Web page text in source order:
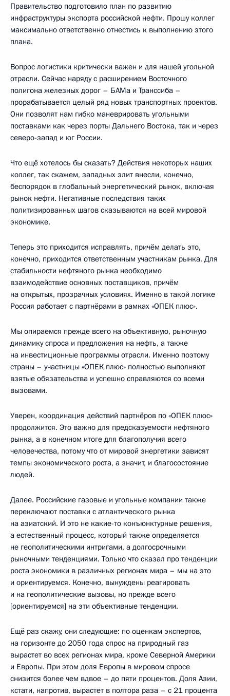
Правительство подготовило план по развитию
инфраструктуры экспорта российской нефти. Прошу коллег
максимально ответственно отнестись к выполнению этого
плана.
Вопрос логистики критически важен и для нашей угольной
отрасли. Сейчас наряду с расширением Восточного
полигона железных дорог – БАМа и Транссиба –
прорабатывается целый ряд новых транспортных проектов.
Они позволят нам гибко маневрировать угольными
поставками как через порты Дальнего Востока, так и через
северо-запад и юг России.
Что ещё хотелось бы сказать? Действия некоторых наших
коллег, так скажем, западных элит внесли, конечно,
беспорядок в глобальный энергетический рынок, включая
рынок нефти. Негативные последствия таких
политизированных шагов сказываются на всей мировой
экономике.
Теперь это приходится исправлять, причём делать это,
конечно, приходится ответственным участникам рынка. Для
стабильности нефтяного рынка необходимо
взаимодействие основных поставщиков, причём
на открытых, прозрачных условиях. Именно в такой логике
Россия работает с партнёрами в рамках «ОПЕК плюс».
Мы опираемся прежде всего на объективную, рыночную
динамику спроса и предложения на нефть, а также
на инвестиционные программы отрасли. Именно поэтому
страны – участницы «ОПЕК плюс» полностью выполняют
взятые обязательства и успешно справляются со всеми
вызовами.
Уверен, координация действий партнёров по «ОПЕК плюс»
продолжится. Это важно для предсказуемости нефтяного
рынка, а в конечном итоге для благополучия всего
человечества, потому что от мировой энергетики зависят
темпы экономического роста, а значит, и благосостояние
людей.
Далее. Российские газовые и угольные компании также
переключают поставки с атлантического рынка
на азиатский. И это не какие-то конъюнктурные решения,
а естественный процесс, который также определяется
не геополитическими интригами, а долгосрочными
рыночными тенденциями. Только что сказал про тенденции
роста экономики в различных регионах мира – мы на это
и ориентируемся. Конечно, вынуждены реагировать
и на геополитические вызовы, но прежде всего
[ориентируемся] на эти объективные тенденции.
Ещё раз скажу, они следующие: по оценкам экспертов,
на горизонте до 2050 года спрос на природный газ
вырастет во всех регионах мира, кроме Северной Америки
и Европы. При этом доля Европы в мировом спросе
снизится более чем вдвое – до пяти процентов. Доля Азии,
кстати, напротив, вырастет в полтора раза – с 21 процента